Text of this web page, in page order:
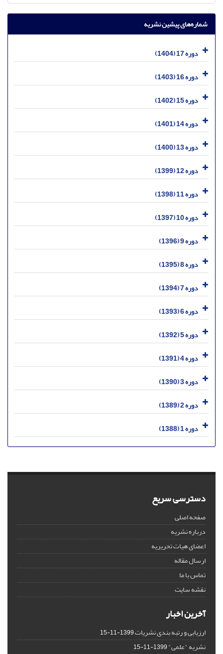
شماره‌های پیشین نشریه
دوره 17 (1404)
دوره 16 (1403)
دوره 15 (1402)
دوره 14 (1401)
دوره 13 (1400)
دوره 12 (1399)
دوره 11 (1398)
دوره 10 (1397)
دوره 9 (1396)
دوره 8 (1395)
دوره 7 (1394)
دوره 6 (1393)
دوره 5 (1392)
دوره 4 (1391)
دوره 3 (1390)
دوره 2 (1389)
دوره 1 (1388)
دسترسی سریع
صفحه اصلی
درباره نشریه
اعضای هیات تحریریه
ارسال مقاله
تماس با ما
نقشه سایت
آخرین اخبار
ارزیابی و رتبه بندی نشریات1399-11-15
نشریه "علمی"1399-11-15